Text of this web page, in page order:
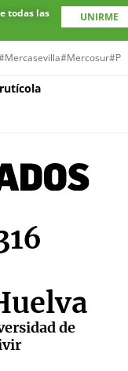
todas las
UNIRME
#Mercosur
de